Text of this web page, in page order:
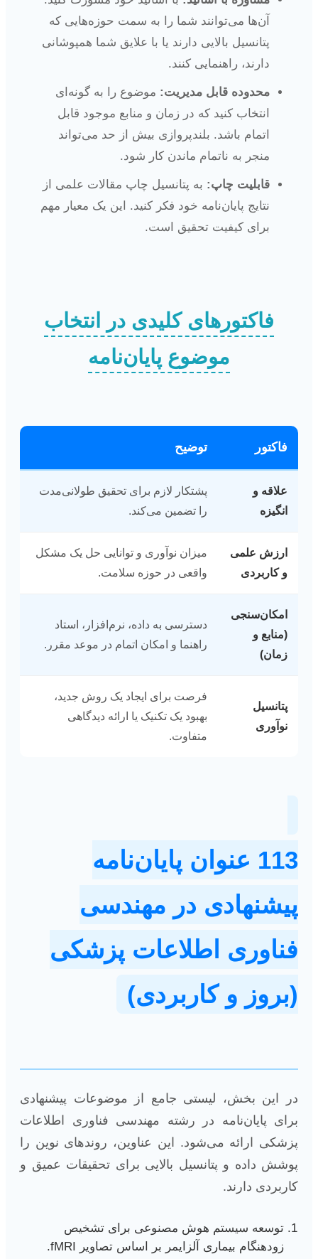
آن‌ها می‌توانند شما را به سمت حوزه‌هایی که
پتانسیل بالایی دارند یا با علایق شما همپوشانی
دارند، راهنمایی کنند.
محدوده قابل مدیریت: موضوع را به گونه‌ای
انتخاب کنید که در زمان و منابع موجود قابل
اتمام باشد. بلندپروازی بیش از حد می‌تواند
منجر به ناتمام ماندن کار شود.
قابلیت چاپ: به پتانسیل چاپ مقالات علمی از
نتایج پایان‌نامه خود فکر کنید. این یک معیار مهم
برای کیفیت تحقیق است.
فاکتورهای کلیدی در انتخاب
موضوع پایان‌نامه
فاکتور توضیح
علاقه و
انگیزه
پشتکار لازم برای تحقیق طولانی‌مدت
را تضمین می‌کند.
ارزش علمی
و کاربردی
میزان نوآوری و توانایی حل یک مشکل
واقعی در حوزه سلامت.
امکان‌سنجی
(منابع و
زمان)
دسترسی به داده، نرم‌افزار، استاد
راهنما و امکان اتمام در موعد مقرر.
پتانسیل
نوآوری
فرصت برای ایجاد یک روش جدید،
بهبود یک تکنیک یا ارائه دیدگاهی
متفاوت.
113 عنوان پایان‌نامه
پیشنهادی در مهندسی
فناوری اطلاعات پزشکی
(بروز و کاربردی)
در این بخش، لیستی جامع از موضوعات پیشنهادی
برای پایان‌نامه در رشته مهندسی فناوری اطلاعات
پزشکی ارائه می‌شود. این عناوین، روندهای نوین را
پوشش داده و پتانسیل بالایی برای تحقیقات عمیق و
کاربردی دارند.
توسعه سیستم هوش مصنوعی برای تشخیص
زودهنگام بیماری آلزایمر بر اساس تصاویر fMRI.